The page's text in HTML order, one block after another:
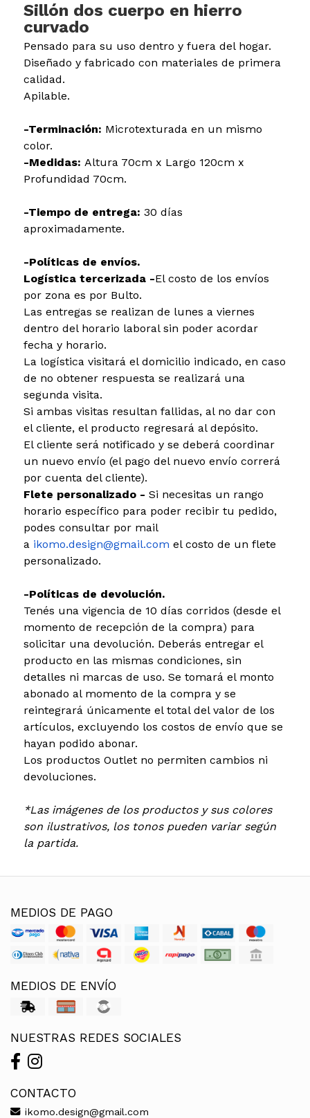
Sillón dos cuerpo en hierro
curvado
Pensado para su uso dentro y fuera del hogar.
Diseñado y fabricado con materiales de primera
calidad.
Apilable.
-Terminación: Microtexturada en un mismo
color.
-Medidas: Altura 70cm x Largo 120cm x
Profundidad 70cm.
-Tiempo de entrega: 30 días
aproximadamente.
-Políticas de envíos.
Logística tercerizada -El costo de los envíos
por zona es por Bulto.
Las entregas se realizan de lunes a viernes
dentro del horario laboral sin poder acordar
fecha y horario.
La logística visitará el domicilio indicado, en caso
de no obtener respuesta se realizará una
segunda visita.
Si ambas visitas resultan fallidas, al no dar con
el cliente, el producto regresará al depósito.
El cliente será notificado y se deberá coordinar
un nuevo envío (el pago del nuevo envío correrá
por cuenta del cliente).
Flete personalizado - Si necesitas un rango
horario específico para poder recibir tu pedido,
podes consultar por mail
a ikomo.design@gmail.com el costo de un flete
personalizado.
-Políticas de devolución.
Tenés una vigencia de 10 días corridos (desde el
momento de recepción de la compra) para
solicitar una devolución. Deberás entregar el
producto en las mismas condiciones, sin
detalles ni marcas de uso. Se tomará el monto
abonado al momento de la compra y se
reintegrará únicamente el total del valor de los
artículos, excluyendo los costos de envío que se
hayan podido abonar.
Los productos Outlet no permiten cambios ni
devoluciones.
*Las imágenes de los productos y sus colores
son ilustrativos, los tonos pueden variar según
la partida.
MEDIOS DE PAGO
MEDIOS DE ENVÍO
NUESTRAS REDES SOCIALES
CONTACTO
ikomo.design@gmail.com